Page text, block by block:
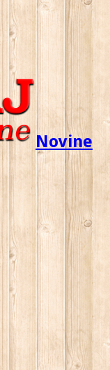
Novine